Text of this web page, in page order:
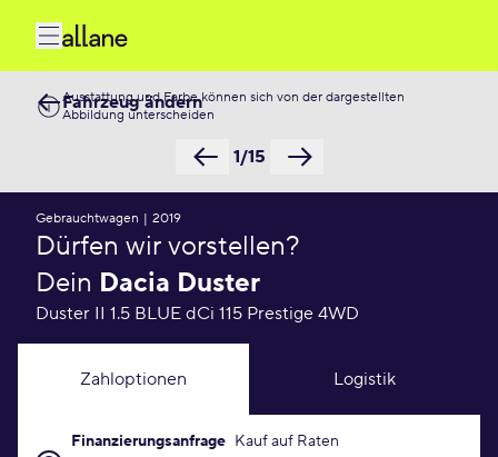
Ausstattung und Farbe können sich von der dargestellten
Abbildung unterscheiden
1/15
Fahrzeug ändern
Gebrauchtwagen | 2019
Dürfen wir vorstellen?
Dein Dacia Duster
Duster II 1.5 BLUE dCi 115 Prestige 4WD
Zahloptionen Logistik
Finanzierungsanfrage Konditionen
Finanzierungsanfrage Kauf auf Raten